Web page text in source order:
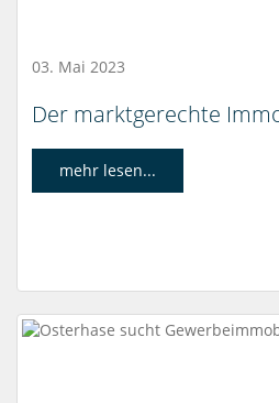
03. Mai 2023
Der marktgerechte
mehr lesen...